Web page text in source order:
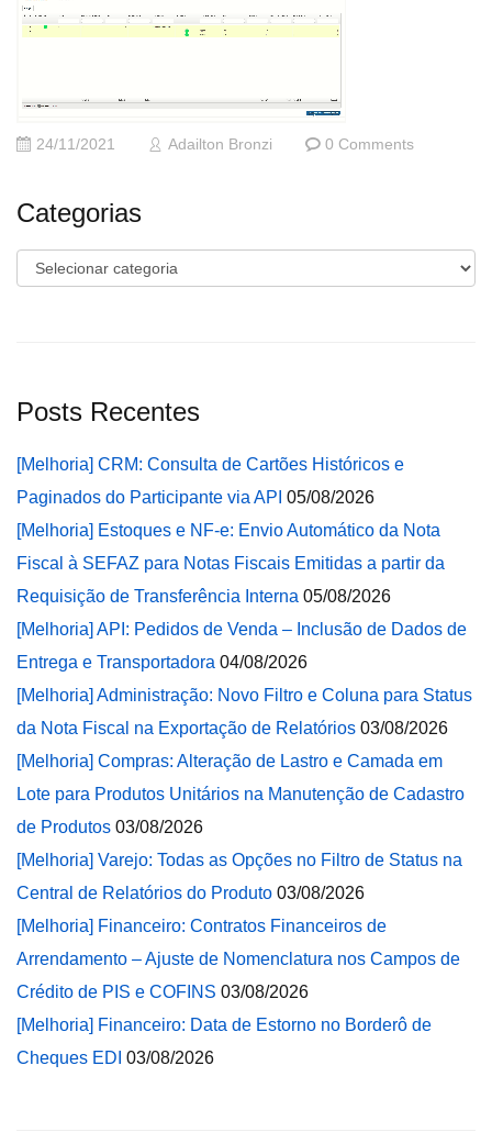
24/11/2021 Adailton Bronzi 0 Comments
Categorias
Categorias
Posts Recentes
[Melhoria] CRM: Consulta de Cartões Históricos e
Paginados do Participante via API 05/08/2026
[Melhoria] Estoques e NF-e: Envio Automático da Nota
Fiscal à SEFAZ para Notas Fiscais Emitidas a partir da
Requisição de Transferência Interna 05/08/2026
[Melhoria] API: Pedidos de Venda – Inclusão de Dados de
Entrega e Transportadora 04/08/2026
[Melhoria] Administração: Novo Filtro e Coluna para Status
da Nota Fiscal na Exportação de Relatórios 03/08/2026
[Melhoria] Compras: Alteração de Lastro e Camada em
Lote para Produtos Unitários na Manutenção de Cadastro
de Produtos 03/08/2026
[Melhoria] Varejo: Todas as Opções no Filtro de Status na
Central de Relatórios do Produto 03/08/2026
[Melhoria] Financeiro: Contratos Financeiros de
Arrendamento – Ajuste de Nomenclatura nos Campos de
Crédito de PIS e COFINS 03/08/2026
[Melhoria] Financeiro: Data de Estorno no Borderô de
Cheques EDI 03/08/2026